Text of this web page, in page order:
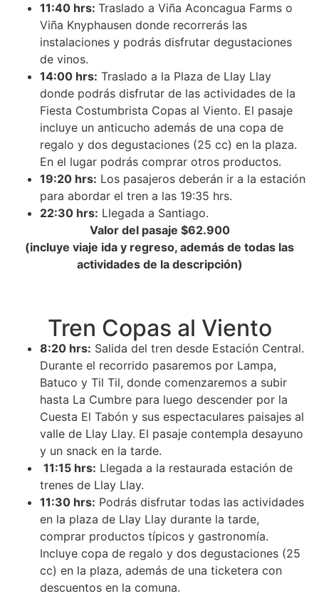
11:40 hrs: Traslado a Viña Aconcagua Farms o
Viña Knyphausen donde recorrerás las
instalaciones y podrás disfrutar degustaciones
de vinos.
14:00 hrs: Traslado a la Plaza de Llay Llay
donde podrás disfrutar de las actividades de la
Fiesta Costumbrista Copas al Viento. El pasaje
incluye un anticucho además de una copa de
regalo y dos degustaciones (25 cc) en la plaza.
En el lugar podrás comprar otros productos.
19:20 hrs: Los pasajeros deberán ir a la estación
para abordar el tren a las 19:35 hrs.
22:30 hrs: Llegada a Santiago.
Valor del pasaje $62.900
(incluye viaje ida y regreso, además de todas las
actividades de la descripción)
Tren Copas al Viento
8:20 hrs: Salida del tren desde Estación Central.
Durante el recorrido pasaremos por Lampa,
Batuco y Til Til, donde comenzaremos a subir
hasta La Cumbre para luego descender por la
Cuesta El Tabón y sus espectaculares paisajes al
valle de Llay Llay. El pasaje contempla desayuno
y un snack en la tarde.
11:15 hrs: Llegada a la restaurada estación de
trenes de Llay Llay.
11:30 hrs: Podrás disfrutar todas las actividades
en la plaza de Llay Llay durante la tarde,
comprar productos típicos y gastronomía.
Incluye copa de regalo y dos degustaciones (25
cc) en la plaza, además de una ticketera con
descuentos en la comuna.